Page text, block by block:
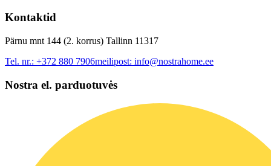
Kontaktid
Pärnu mnt 144 (2. korrus) Tallinn 11317
Tel. nr.: +372 880 7906meilipost: info@nostrahome.ee
Nostra el. parduotuvės